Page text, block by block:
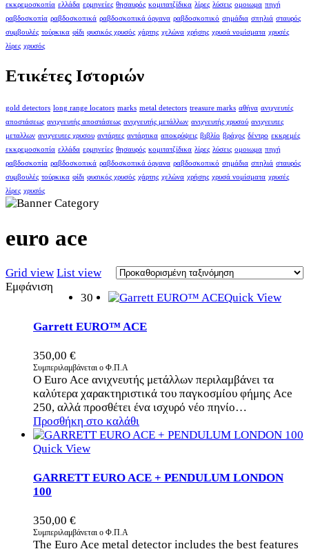
εκκρεμοσκοπία ελλάδα ερμηνείες θησαυρός κομιτατζίδικα λίρες λύσεις ομοιωμα πηγή
ραβδοσκοπία ραβδοσκοπικά ραβδοσκοπικά όργανα ραβδοσκοπικό σημάδια σπηλιά σταυρός
συμβουλές τούρκικα φίδι φυσικός χρυσός χάρτης χελώνα χρήσης χρυσά νομίσματα χρυσές
λίρες χρυσός
Ετικέτες Ιστοριών
gold detectors long range locators marks metal detectors treasure marks αθήνα ανιχνευτές
αποστάσεως ανιχνευτής αποστάσεως ανιχνευτής μετάλλων ανιχνευτής χρυσού ανιχνευτες
μεταλλων ανιχνευτες χρυσου αντάρτες αντάρτικα αποκρύψεις βιβλίο βράχος δέντρο εκκρεμές
εκκρεμοσκοπία ελλάδα ερμηνείες θησαυρός κομιτατζίδικα λίρες λύσεις ομοιωμα πηγή
ραβδοσκοπία ραβδοσκοπικά ραβδοσκοπικά όργανα ραβδοσκοπικό σημάδια σπηλιά σταυρός
συμβουλές τούρκικα φίδι φυσικός χρυσός χάρτης χελώνα χρήσης χρυσά νομίσματα χρυσές
λίρες χρυσός
euro ace
Grid view List view
Εμφάνιση
30
Quick View
Garrett EURO™ ACE
350,00 €
Συμπεριλαμβάνεται ο Φ.Π.Α
Ο Euro Ace ανιχνευτής μετάλλων περιλαμβάνει τα
καλύτερα χαρακτηριστικά του παγκοσμίου φήμης Ace
250, αλλά προσθέτει ένα ισχυρό νέο πηνίο…
Προσθήκη στο καλάθι
Quick View
GARRETT EURO ACE + PENDULUM LONDON
100
350,00 €
Συμπεριλαμβάνεται ο Φ.Π.Α
The Euro Ace metal detector includes the best features